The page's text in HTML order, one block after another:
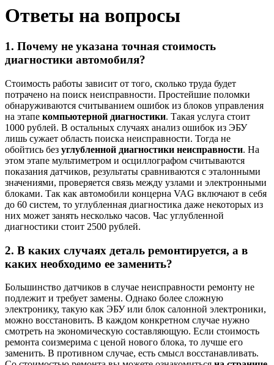
Ответы на вопросы
1. Почему не указана точная стоимость
диагностики автомобиля?
Стоимость работы зависит от того, сколько труда будет
потрачено на поиск неисправности. Простейшие поломки
обнаруживаются считыванием ошибок из блоков управления
на этапе компьютерной диагностики. Такая услуга стоит
1000 рублей. В остальных случаях анализ ошибок из ЭБУ
лишь сужает область поиска неисправности. Тогда не
обойтись без углубленной диагностики неисправности. На
этом этапе мультиметром и осциллографом считываются
показания датчиков, результаты сравниваются с эталонными
значениями, проверяется связь между узлами и электронными
блоками. Так как автомобили концерна VAG включают в себя
до 60 систем, то углубленная диагностика даже некоторых из
них может занять несколько часов. Час углубленной
диагностики стоит 2500 рублей.
2. В каких случаях деталь ремонтируется, а в
каких необходимо ее заменить?
Большинство датчиков в случае неисправности ремонту не
подлежит и требует замены. Однако более сложную
электронику, такую как ЭБУ или блок салонной электроники,
можно восстановить. В каждом конкретном случае нужно
смотреть на экономическую составляющую. Если стоимость
ремонта соизмерима с ценой нового блока, то лучше его
заменить. В противном случае, есть смысл восстанавливать.